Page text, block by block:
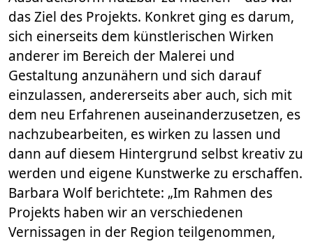
das Ziel des Projekts. Konkret ging es darum,
sich einerseits dem künstlerischen Wirken
anderer im Bereich der Malerei und
Gestaltung anzunähern und sich darauf
einzulassen, andererseits aber auch, sich mit
dem neu Erfahrenen auseinanderzusetzen, es
nachzubearbeiten, es wirken zu lassen und
dann auf diesem Hintergrund selbst kreativ zu
werden und eigene Kunstwerke zu erschaffen.
Barbara Wolf berichtete: „Im Rahmen des
Projekts haben wir an verschiedenen
Vernissagen in der Region teilgenommen,